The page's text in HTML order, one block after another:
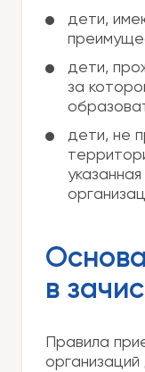
дети,
дети,
за
дети, не
в
Правила